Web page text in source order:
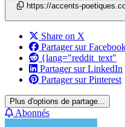
https://accents-
Share on X
Partager sur
{lang="reddit_text"
Partager sur LinkedIn
Partager sur Pinterest
Plus d'options de partage...
Abonnés